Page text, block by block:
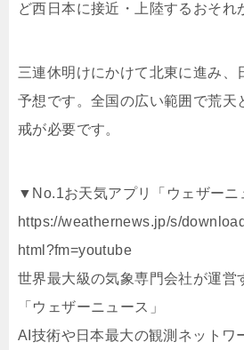
ど西日本に接近・上陸するおそれ
三連休明けにかけて北東に進み、
予想です。全国の広い範囲で荒天
戒が必要です。
▼No.1お天気アプリ「ウェザーニ
https://weathernews.jp/s/
html?fm=youtube
世界最大級の気象専門会社が運営
「ウェザーニュース」
AI技術や日本最大の観測ネットワ